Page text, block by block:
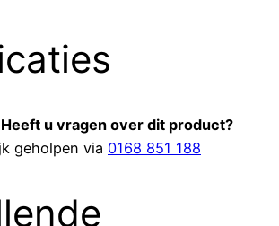
Heeft u vragen over dit product?
geholpen via 0168 851 188